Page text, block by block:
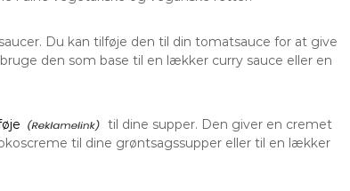
Du kan tilføje den til din tomatsauce for at give
den som base til en lækker curry sauce eller en
til dine supper. Den giver en cremet
til dine grøntsagssupper eller til en lækker